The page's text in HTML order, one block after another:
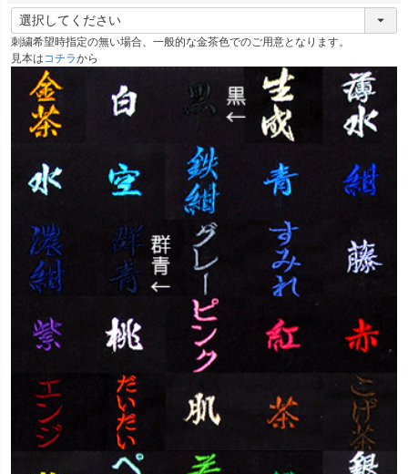
(
必
須
)
刺繍希望時指定の無い場合、一般的な金茶色でのご用意となります。
見本は コチラから